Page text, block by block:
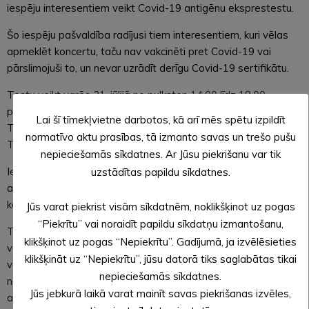
iespēju interesentiem veikt Covid-19 antigēnu eksprestestu.
Šo iespēju pašvaldība radījusi tiem interesentiem, kuri vēlas
apmeklēt koncertu, taču nav vakcinēti pret Covid-19 vai
pārslimojuši to, un nevar uzrādīt derīgu Covid-19 sertifikātu.
Testu veikt varēs 31. jūlijā no pulksten 14.00 līdz 18.00
pašvaldības aģentūras “ALJA” ēkā, Pilssalas ielā 10, Alūksnē.
Testa veikšanai nav nepieciešams iepriekš pierakstīties.
Testēšanu veiks SIA “Centrālā Laboratorija”.
Ierodoties uz testa veikšanu, jābūt mutes un deguna
aizsegam, personu apliecinošam dokumentam – pasei vai ID
kartei. Pusstundu pirms testa veikšanas vēlams neēst.
Testa rezultātu 15-20 minūšu laikā pēc tā veikšanas turpat
varēs saņemt izdrukātā veidā. Rezultāts derīgs 6 h pēc tā
veikšanas brīža. Ieejai koncertā būs nepieciešams uzrādīt
negatīvu Covid-19 antigēna eksprestesta rezultātu, personu
apliecinošu dokumentu (pase vai ID karte) un personalizētu
Lai šī tīmekļvietne darbotos, kā arī mēs spētu izpildīt
normatīvo aktu prasības, tā izmanto savas un trešo pušu
nepieciešamās sīkdatnes. Ar Jūsu piekrišanu var tik
uzstādītas papildu sīkdatnes.
Jūs varat piekrist visām sīkdatnēm, noklikšķinot uz pogas
“Piekrītu” vai noraidīt papildu sīkdatņu izmantošanu,
klikšķinot uz pogas “Nepiekrītu”. Gadījumā, ja izvēlēsieties
klikšķināt uz “Nepiekrītu”, jūsu datorā tiks saglabātas tikai
nepieciešamās sīkdatnes.
Jūs jebkurā laikā varat mainīt savas piekrišanas izvēles,